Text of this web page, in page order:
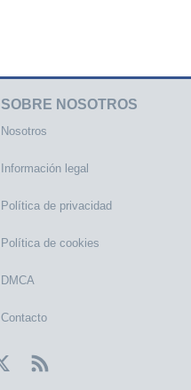
SOBRE NOSOTROS
Nosotros
Información legal
Política de privacidad
Política de cookies
DMCA
Contacto